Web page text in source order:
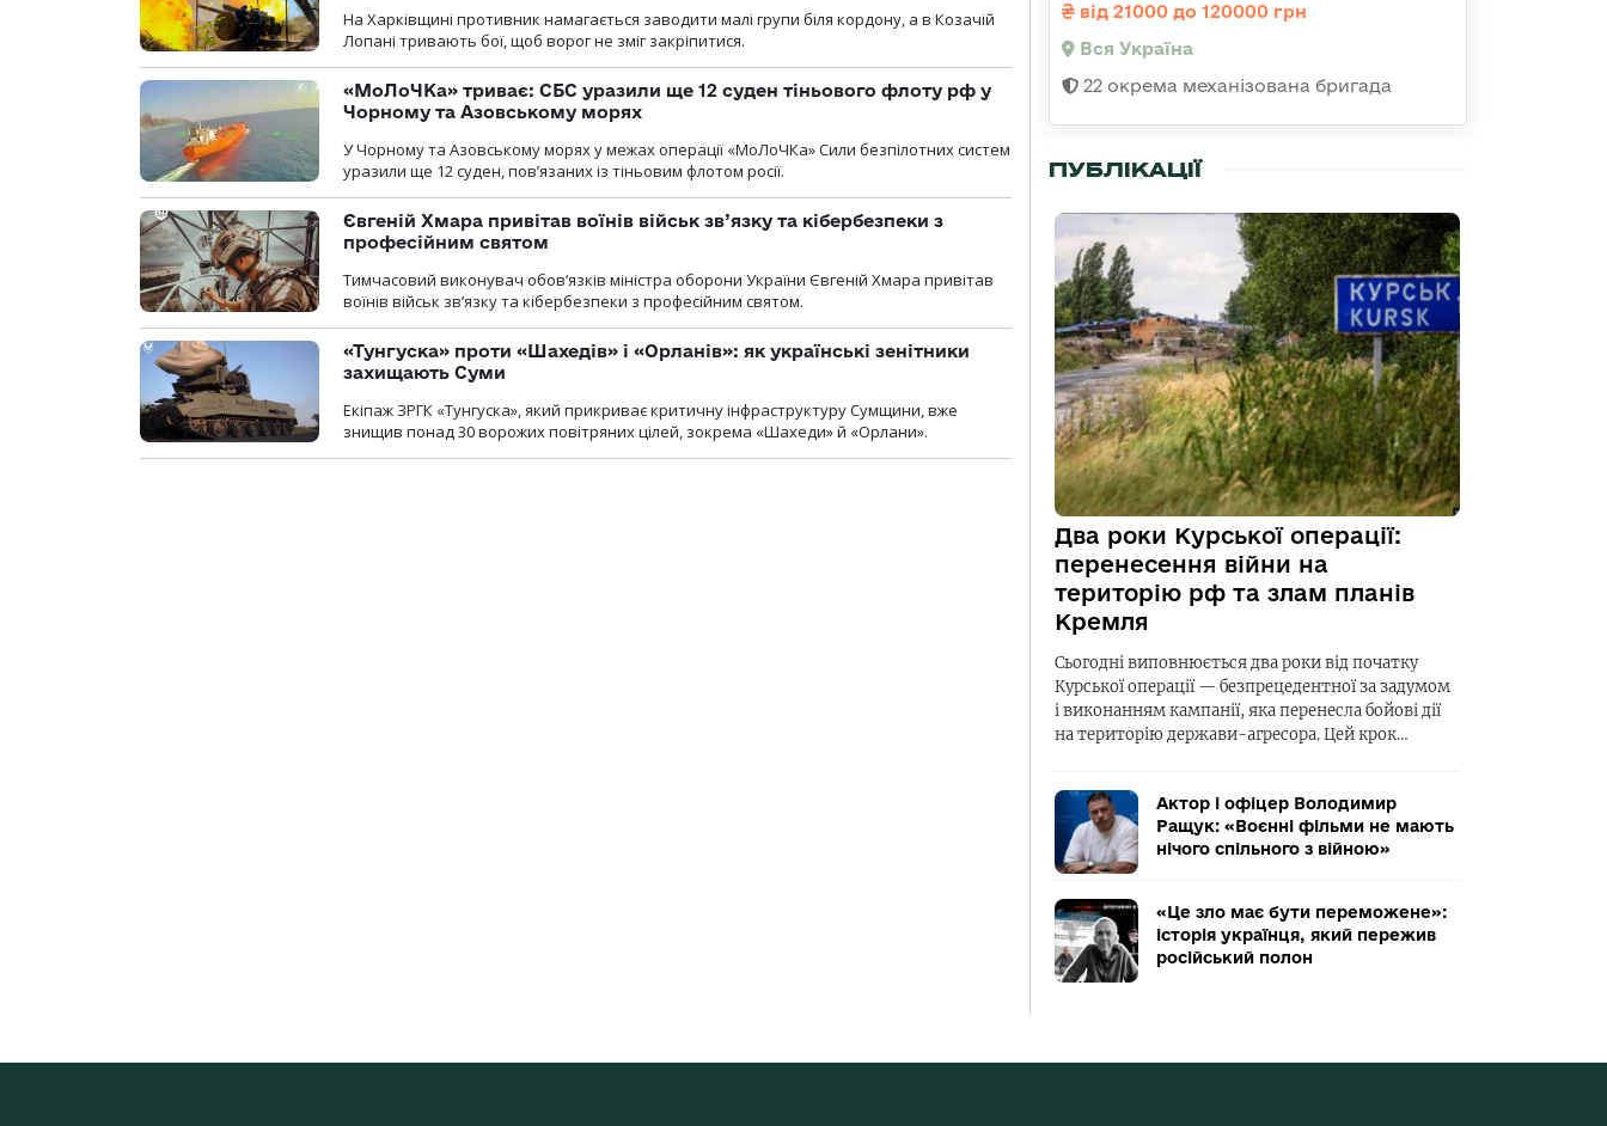
На Харківщині противник намагається заводити малі групи біля кордону, а в Козачій
Лопані тривають бої, щоб ворог не зміг закріпитися.
«МоЛоЧКа» триває: СБС уразили ще 12 суден тіньового флоту рф у
Чорному та Азовському морях
У Чорному та Азовському морях у межах операції «МоЛоЧКа» Сили безпілотних систем
уразили ще 12 суден, пов’язаних із тіньовим флотом росії.
Євгеній Хмара привітав воїнів військ зв’язку та кібербезпеки з
професійним святом
Тимчасовий виконувач обов’язків міністра оборони України Євгеній Хмара привітав
воїнів військ зв’язку та кібербезпеки з професійним святом.
«Тунгуска» проти «Шахедів» і «Орланів»: як українські зенітники
захищають Суми
Екіпаж ЗРГК «Тунгуска», який прикриває критичну інфраструктуру Сумщини, вже
знищив понад 30 ворожих повітряних цілей, зокрема «Шахеди» й «Орлани».
від 21000 до 120000 грн
Вся Україна
22 окрема механізована бригада
ПУБЛІКАЦІЇ
Два роки Курської операції:
перенесення війни на
територію рф та злам планів
Кремля
Сьогодні виповнюється два роки від початку
Курської операції — безпрецедентної за задумом
і виконанням кампанії, яка перенесла бойові дії
на територію держави-агресора. Цей крок…
Актор і офіцер Володимир
Ращук: «Воєнні фільми не мають
нічого спільного з війною»
«Це зло має бути переможене»:
історія українця, який пережив
російський полон